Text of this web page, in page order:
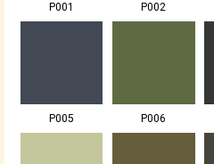
P001 P002
P005 P006